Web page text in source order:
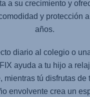
a su crecimiento y
y protección
años.
diario al colegio o
ayuda a tu hijo a
mientras tú disfrutas de
envolvente crea un